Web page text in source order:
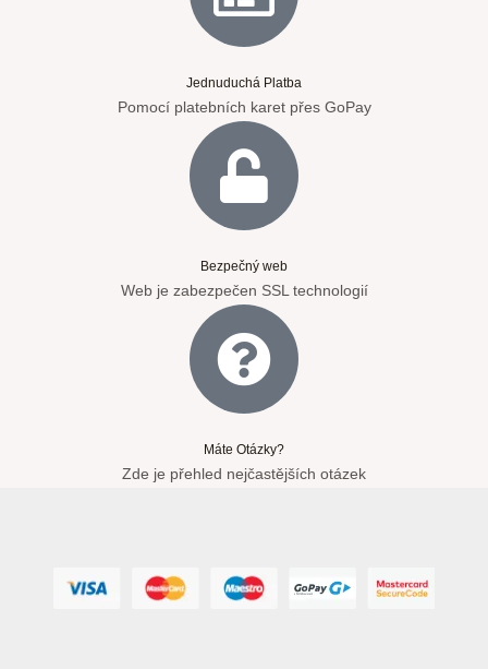
Jednuduchá Platba
Pomocí platebních karet přes GoPay
Bezpečný web
Web je zabezpečen SSL technologií
Máte Otázky?
Zde je přehled nejčastějších otázek